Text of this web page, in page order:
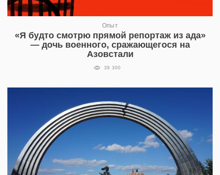
Опыт
«Я будто смотрю прямой репортаж из ада»
— дочь военного, сражающегося на
Азовстали
39 300